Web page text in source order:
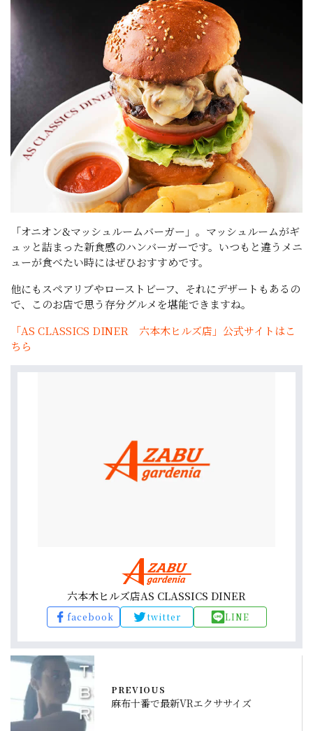
「オニオン&マッシュルームバーガー」。マッシュルームがギ
ュッと詰まった新食感のハンバーガーです。いつもと違うメニ
ューが食べたい時にはぜひおすすめです。
他にもスペアリブやローストビーフ、それにデザートもあるの
で、このお店で思う存分グルメを堪能できますね。
「AS CLASSICS DINER 六本木ヒルズ店」公式サイトはこ
ちら
六本木ヒルズ店AS CLASSICS DINER
facebook twitter LINE
PREVIOUS
麻布十番で最新VRエクササイズ